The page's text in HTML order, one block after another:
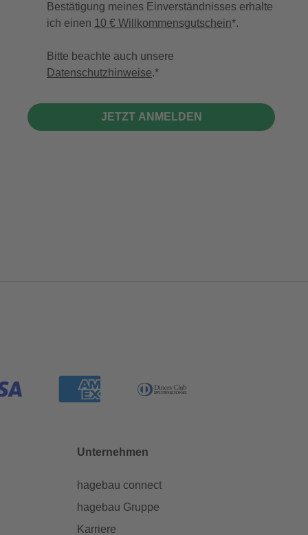
Bestätigung meines Einverständnisses erhalte
ich einen 10 € Willkommensgutschein*.
Bitte beachte auch unsere
Datenschutzhinweise.
JETZT ANMELDEN
Unternehmen
hagebau connect
hagebau Gruppe
Karriere